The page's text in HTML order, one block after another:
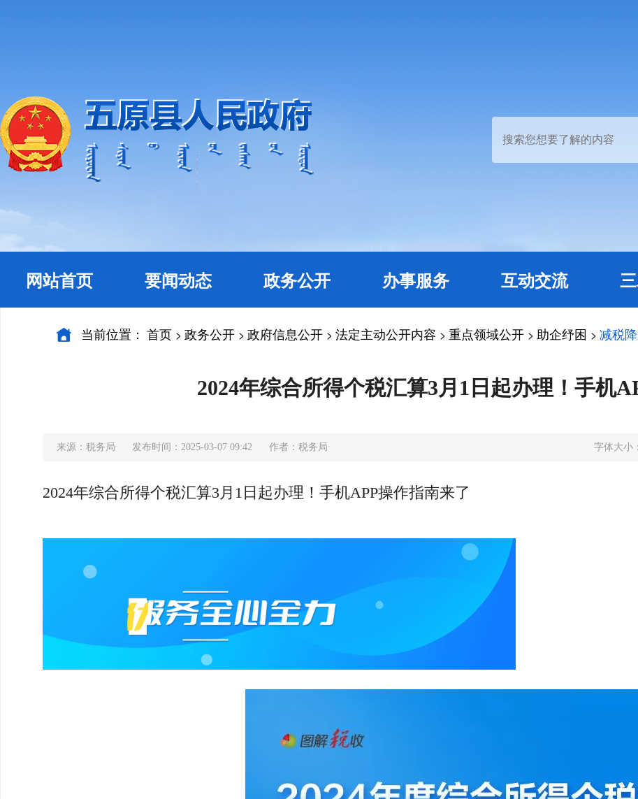
网站首页 要闻动态 政务公开 办事服务 互动交流
当前位置： 首页 > 政务公开 > 政府信息公开 > 法定主动公开内容 > 重点领域公开 > 助企纾困 > 减税
2024年综合所得个税汇算3月1日起办理！手机
来源：税务局 发布时间：2025-03-07 09:42 作者：税务局 字体大小：
2024年综合所得个税汇算3月1日起办理！手机APP操作指南来了